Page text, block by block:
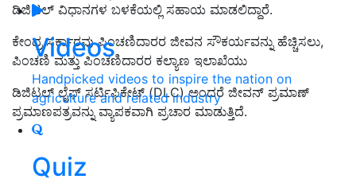
Videos
Handpicked videos to inspire the nation on
agriculture and related industry
Quiz
ಡಿಜಿಟಲ್ ವಿಧಾನಗಳ ಬಳಕೆಯಲ್ಲಿ ಸಹಾಯ ಮಾಡಲಿದ್ದಾರೆ.
ಕೇಂದ್ರ ಸರ್ಕಾರವು ಪಿಂಚಣಿದಾರರ ಜೀವನ ಸೌಕರ್ಯವನ್ನು ಹೆಚ್ಚಿಸಲು,
ಪಿಂಚಣಿ ಮತ್ತು ಪಿಂಚಣಿದಾರರ ಕಲ್ಯಾಣ ಇಲಾಖೆಯು
ಡಿಜಿಟಲ್ ಲೈಫ್ ಸರ್ಟಿಫಿಕೇಟ್ (DLC) ಅಂದರೆ ಜೀವನ್ ಪ್ರಮಾಣ್
ಪ್ರಮಾಣಪತ್ರವನ್ನು ವ್ಯಾಪಕವಾಗಿ ಪ್ರಚಾರ ಮಾಡುತ್ತಿದೆ.